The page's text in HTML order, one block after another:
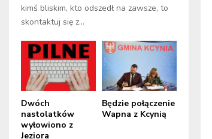
kimś bliskim, kto odszedł na zawsze, to
skontaktuj się z...
Dwóch
nastolatków
wyłowiono z
Jeziora
Będzie połączenie
Wapna z Kcynią